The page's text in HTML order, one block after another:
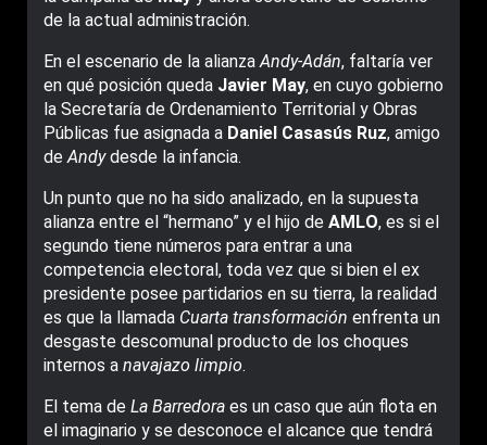
de la actual administración.
En el escenario de la alianzaAndy-Adán, faltaría ver
en qué posición queda Javier May, en cuyo gobierno
la Secretaría de Ordenamiento Territorial y Obras
Públicas fue asignada a Daniel Casasús Ruz, amigo
deAndydesde la infancia.
Un punto que no ha sido analizado, en la supuesta
alianza entre el “hermano” y el hijo de AMLO, es si el
segundo tiene números para entrar a una
competencia electoral, toda vez que si bien el ex
presidente posee partidarios en su tierra, la realidad
es que la llamada Cuarta transformación enfrenta un
desgaste descomunal producto de los choques
internos a navajazo limpio.
El tema de La Barredora es un caso que aún flota en
el imaginario y se desconoce el alcance que tendrá